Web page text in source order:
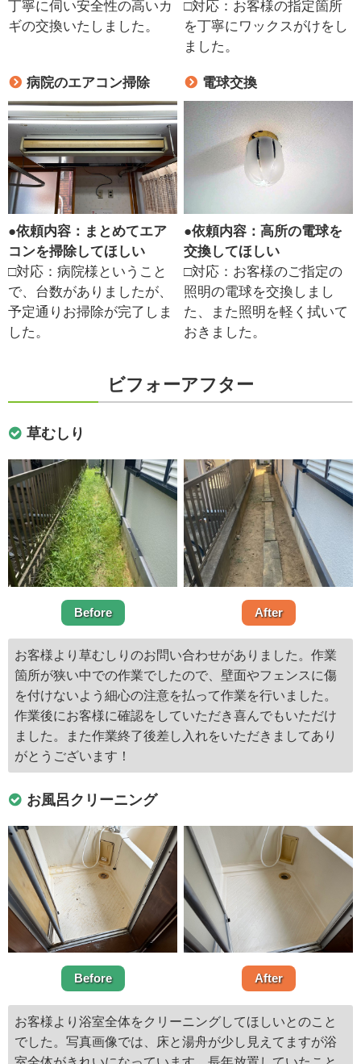
丁寧に伺い安全性の高いカ
ギの交換いたしました。
□対応：お客様の指定箇所
を丁寧にワックスがけをし
ました。
病院のエアコン掃除
●依頼内容：まとめてエア
コンを掃除してほしい
□対応：病院様ということ
で、台数がありましたが、
予定通りお掃除が完了しま
した。
電球交換
●依頼内容：高所の電球を
交換してほしい
□対応：お客様のご指定の
照明の電球を交換しまし
た、また照明を軽く拭いて
おきました。
ビフォーアフター
草むしり
Before After
お客様より草むしりのお問い合わせがありました。作業
箇所が狭い中での作業でしたので、壁面やフェンスに傷
を付けないよう細心の注意を払って作業を行いました。
作業後にお客様に確認をしていただき喜んでもいただけ
ました。また作業終了後差し入れをいただきましてあり
がとうございます！
お風呂クリーニング
Before After
お客様より浴室全体をクリーニングしてほしいとのこと
でした。写真画像では、床と湯舟が少し見えてますが浴